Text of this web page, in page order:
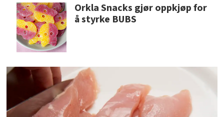
Orkla Snacks gjør oppkjøp for
å styrke BUBS